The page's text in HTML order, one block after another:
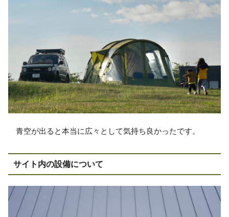
青空が出ると本当に広々として気持ち良かったです。
サイト内の設備について